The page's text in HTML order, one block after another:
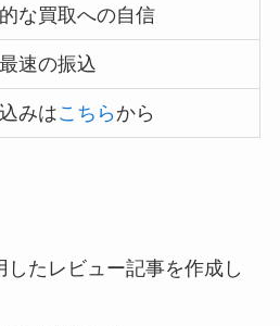
な買取への自信
速の振込
みはこちら から
たレビュー記事を作成し